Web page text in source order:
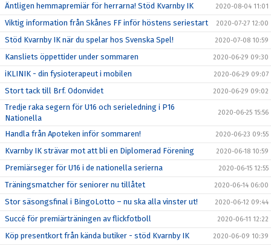
Äntligen hemmapremiär för herrarna! Stöd Kvarnby IK 2020-08-04 11:01
Viktig information från Skånes FF inför höstens seriestart 2020-07-27 12:00
Stöd Kvarnby IK när du spelar hos Svenska Spel! 2020-07-08 10:59
Kansliets öppettider under sommaren 2020-06-29 09:30
iKLINIK - din fysioterapeut i mobilen 2020-06-29 09:07
Stort tack till Brf. Odonvidet 2020-06-29 09:02
Tredje raka segern för U16 och serieledning i P16
Nationella
2020-06-25 15:56
Handla från Apoteken inför sommaren! 2020-06-23 09:55
Kvarnby IK strävar mot att bli en Diplomerad Förening 2020-06-18 10:59
Premiärseger för U16 i de nationella serierna 2020-06-15 12:55
Träningsmatcher för seniorer nu tillåtet 2020-06-14 06:00
Stor säsongsfinal i BingoLotto – nu ska alla vinster ut! 2020-06-12 09:44
Succé för premiärträningen av flickfotboll 2020-06-11 12:22
Köp presentkort från kända butiker - stöd Kvarnby IK 2020-06-09 10:39